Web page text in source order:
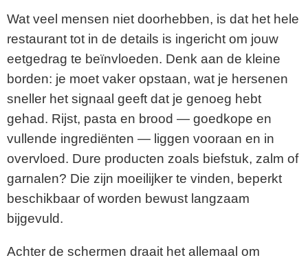
Wat veel mensen niet doorhebben, is dat het hele
restaurant tot in de details is ingericht om jouw
eetgedrag te beïnvloeden. Denk aan de kleine
borden: je moet vaker opstaan, wat je hersenen
sneller het signaal geeft dat je genoeg hebt
gehad. Rijst, pasta en brood — goedkope en
vullende ingrediënten — liggen vooraan en in
overvloed. Dure producten zoals biefstuk, zalm of
garnalen? Die zijn moeilijker te vinden, beperkt
beschikbaar of worden bewust langzaam
bijgevuld.
Achter de schermen draait het allemaal om